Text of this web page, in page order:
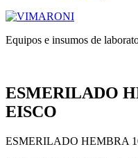
Equipos e insumos de
ESMERILADO
EISCO
ESMERILADO HEMBRA